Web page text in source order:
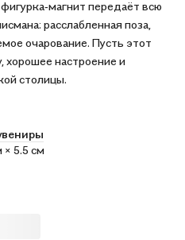
передаёт всю
расслабленная поза,
очарование. Пусть этот
хорошее настроение и
столицы.
× 5.5 см